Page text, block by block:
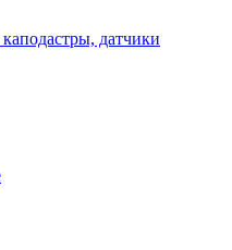
датчики